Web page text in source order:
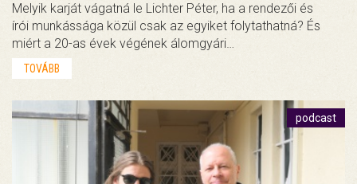
Melyik karját vágatná le Lichter Péter, ha a rendezői és
írói munkássága közül csak az egyiket folytathatná? És
miért a 20-as évek végének álomgyári…
TOVÁBB
podcast